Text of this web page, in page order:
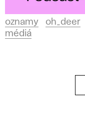
oznamy oh_deer
médiá